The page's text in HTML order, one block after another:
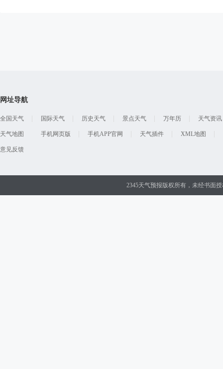
网址导航
全国天气 国际天气 历史天气 景点天气 万年历 天气资讯
天气地图 手机网页版 手机APP官网 天气插件 XML地图
意见反馈
2345天气预报版权所有，未经书面